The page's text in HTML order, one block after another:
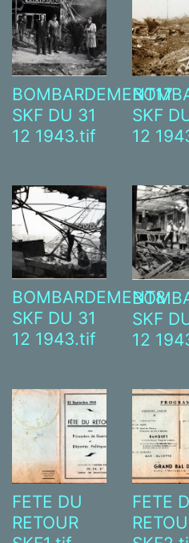
BOMBARDEMENT17
SKF DU 31
12 1943.tif
SKF
12
BOMBARDEMENT8
SKF DU 31
12 1943.tif
SKF
12
FETE DU
RETOUR
FETE